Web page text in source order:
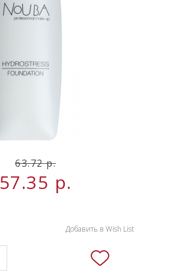
63.72р.
57.35 р.
Добавить в Wish List